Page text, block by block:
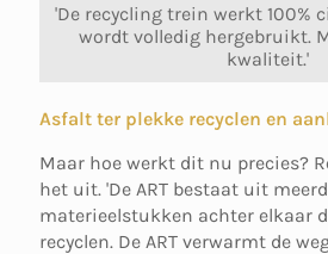
'De recycling trein werkt 100%
wordt volledig hergebruikt.
kwaliteit.'
Asfalt ter plekke recyclen en
Maar hoe werkt dit nu precies?
het uit. 'De ART bestaat uit
materieelstukken achter elkaar
recyclen. De ART verwarmt de